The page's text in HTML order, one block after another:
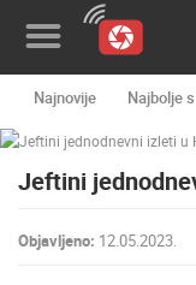
Novosti&Blog
Kategorije
Lokacije
Najnovije Najbolje
Jeftini
Objavljeno: 12.05.2023.